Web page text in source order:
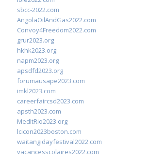
sbcc-2022.com
AngolaOilAndGas2022.com
Convoy4Freedom2022.com
grur2023.org
hkhk2023.org
napm2023.org
apsdfd2023.org
forumausape2023.com
imkl2023.com
careerfaircsd2023.com
apsth2023.com
MedItRio2023.org
lcicon2023boston.com
waitangidayfestival2022.com
vacancesscolaires2022.com